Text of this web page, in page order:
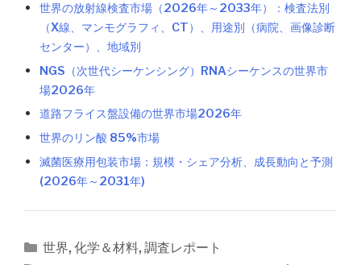
世界の放射線検査市場（2026年～2033年）：検査法別
（X線、マンモグラフィ、CT）、用途別（病院、画像診断
センター）、地域別
NGS（次世代シーケンシング）RNAシーケンスの世界市
場2026年
道路フライス盤設備の世界市場2026年
世界のリン酸 85%市場
滅菌医療用包装市場：規模・シェア分析、成長動向と予測
(2026年～2031年)
カ
世界, 化学＆材料, 調査レポート